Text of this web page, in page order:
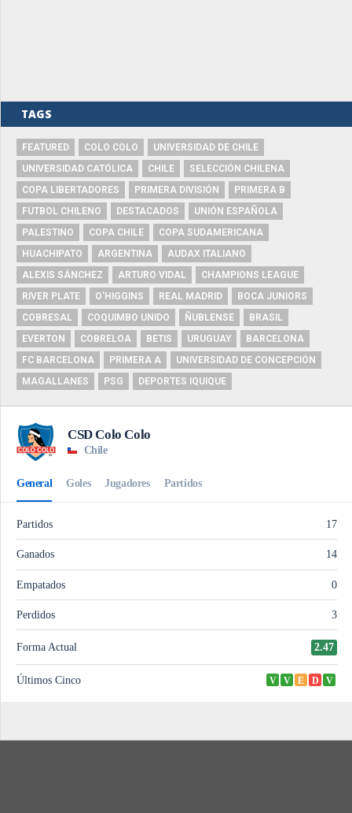
TAGS
FEATURED COLO COLO
UNIVERSIDAD DE CHILE
UNIVERSIDAD CATÓLICA
CHILE
SELECCIÓN CHILENA
COPA LIBERTADORES
PRIMERA DIVISIÓN
PRIMERA B
FUTBOL CHILENO
DESTACADOS
UNIÓN ESPAÑOLA
PALESTINO
COPA CHILE
COPA SUDAMERICANA
HUACHIPATO
ARGENTINA
AUDAX ITALIANO
ALEXIS SÁNCHEZ
ARTURO VIDAL
CHAMPIONS LEAGUE
RIVER PLATE
O'HIGGINS REAL MADRID
BOCA JUNIORS
COBRESAL
COQUIMBO UNIDO ÑUBLENSE
BRASIL
EVERTON
COBRELOA BETIS URUGUAY
BARCELONA
FC BARCELONA
PRIMERA A
UNIVERSIDAD DE CONCEPCIÓN
MAGALLANES
PSG DEPORTES IQUIQUE